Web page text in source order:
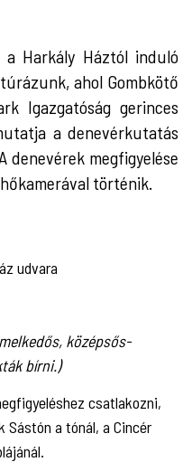
Harkály Háztól induló
ahol Gombkötő
Igazgatóság gerinces
a denevérkutatás
denevérek megfigyelése
történik.
udvara
középsős-
bírni.)
csatlakozni,
a tónál, a Cincér